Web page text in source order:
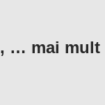
, … mai mult